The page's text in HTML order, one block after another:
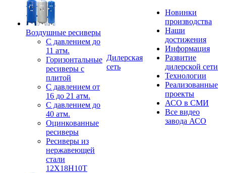
Воздушные ресиверы
С давлением до
11 атм.
Горизонтальные
ресиверы с
плитой
С давлением от
16 до 21 атм.
С давлением до
40 атм.
Оцинкованные
ресиверы
Ресиверы из
нержавеющей
стали
12Х18Н10Т
Дилерская
сеть
Новинки
производства
Наши
достижения
Информация
Развитие
дилерской сети
Технологии
Реализованные
проекты
АСО в СМИ
Все видео
завода АСО